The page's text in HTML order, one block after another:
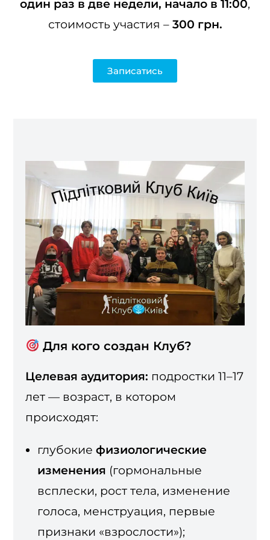
один раз в две недели, начало в 11:00,
стоимость участия – 300 грн.
Записатись
Для кого создан Клуб?
Целевая аудитория: подростки 11–17
лет — возраст, в котором
происходят:
глубокиефизиологические
изменения (гормональные
всплески, рост тела, изменение
голоса, менструация, первые
признаки «взрослости»);